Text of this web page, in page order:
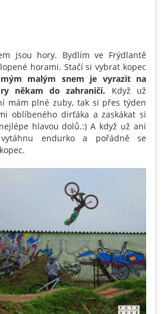
jsou hory. Bydlím ve Frýdlantě
horami. Stačí si vybrat kopec
mým malým snem je vyrazit na
někam do zahraničí.
Když už
mám plné zuby, tak si přes týden
oblíbeného dirťáka a zaskákat si
hlavou dolů.:)A když už ani
endurko a pořádně se